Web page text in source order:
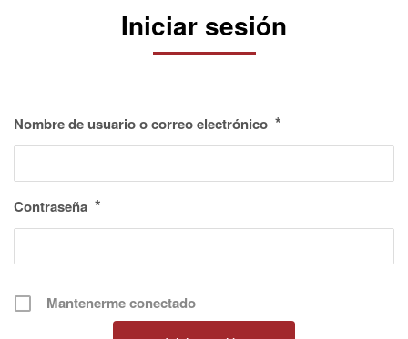
Iniciar sesión
Nombre de usuario o correo electrónico *
Contraseña *
Mantenerme conectado